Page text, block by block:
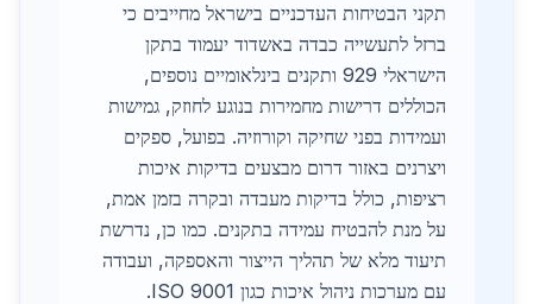
תקני הבטיחות העדכניים בישראל מחייבים כי
ברזל לתעשייה כבדה באשדוד יעמוד בתקן
הישראלי 929 ותקנים בינלאומיים נוספים,
הכוללים דרישות מחמירות בנוגע לחוזק, גמישות
ועמידות בפני שחיקה וקורוזיה. בפועל, ספקים
ויצרנים באזור דרום מבצעים בדיקות איכות
רציפות, כולל בדיקות מעבדה ובקרה בזמן אמת,
על מנת להבטיח עמידה בתקנים. כמו כן, נדרשת
תיעוד מלא של תהליך הייצור והאספקה, ועבודה
עם מערכות ניהול איכות כגון ISO 9001.